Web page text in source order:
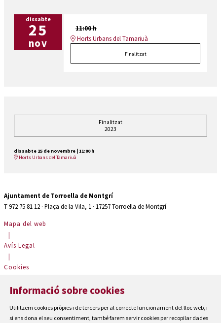
dissabte
25
nov
11:00 h
Horts Urbans del Tamariuà
Finalitzat
Finalitzat
2023
dissabte 25 de novembre
11:00 h
Horts Urbans del Tamariuà
Ajuntament de Torroella de Montgrí
T 972 75 81 12 · Plaça de la Vila, 1 · 17257 Torroella de Montgrí
Mapa del web
|
Avís Legal
|
Cookies
Contactar
Accessibilitat
Informació sobre cookies
Utilitzem cookies pròpies i de tercers per al correcte funcionament del lloc web, i
si ens dona el seu consentiment, també farem servir cookies per recopilar dades